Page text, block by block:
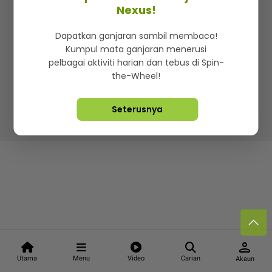
Utama Menu Video Carian
person
Akaun
Iklan di SMG360
Terma & Syarat Dasar Privasi
Lebih hot, viral dan sensasi
Hakcipta Terpelihara ©2026. Star Media Group Berhad
Nexus!
Dapatkan ganjaran sambil membaca!
Kumpul mata ganjaran menerusi
pelbagai aktiviti harian dan tebus di Spin-
the-Wheel!
Seterusnya